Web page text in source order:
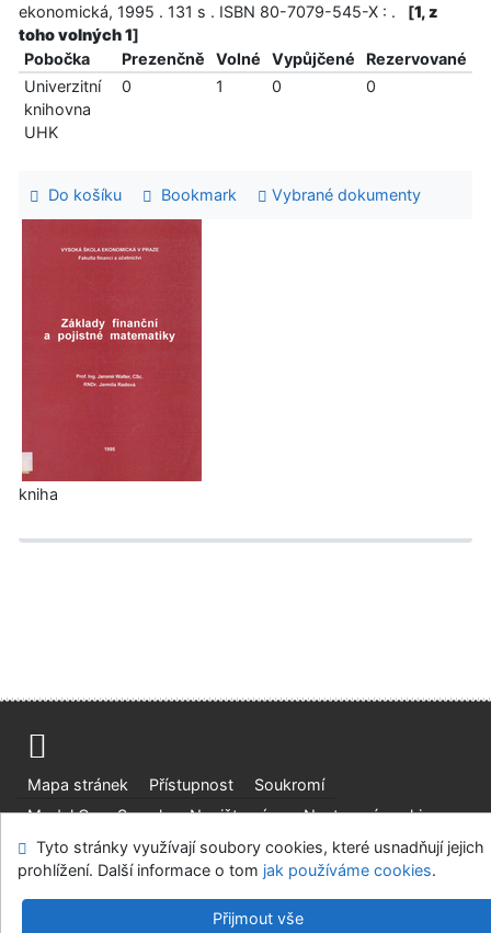
ekonomická, 1995 . 131 s . ISBN 80-7079-545-X : .
[1, z
toho volných 1]
Pobočka
Prezenčně Volné Vypůjčené
Rezervované
Univerzitní
knihovna
UHK
0 1 0 0
Do košíku Bookmark Vybrané dokumenty
kniha
Mapa stránek Přístupnost
Soukromí
Modul OpenSearch
Napište nám Nastavení cookies
Univerzitní knihovna - Univerzita Hradec Králové
©1993-2026IPACv.4.8.63a-Cosmotron Bohemia, s.r.o.
Tyto stránky využívají soubory cookies, které usnadňují jejich
prohlížení. Další informace o tom jak používáme cookies.
Přijmout vše